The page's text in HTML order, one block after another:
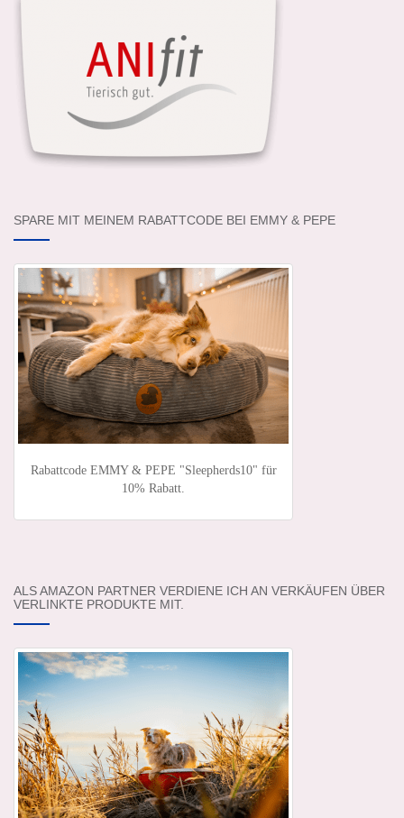
SPARE MIT MEINEM RABATTCODE BEI EMMY & PEPE
Rabattcode EMMY & PEPE "Sleepherds10" für
10% Rabatt.
ALS AMAZON PARTNER VERDIENE ICH AN VERKÄUFEN ÜBER
VERLINKTE PRODUKTE MIT.